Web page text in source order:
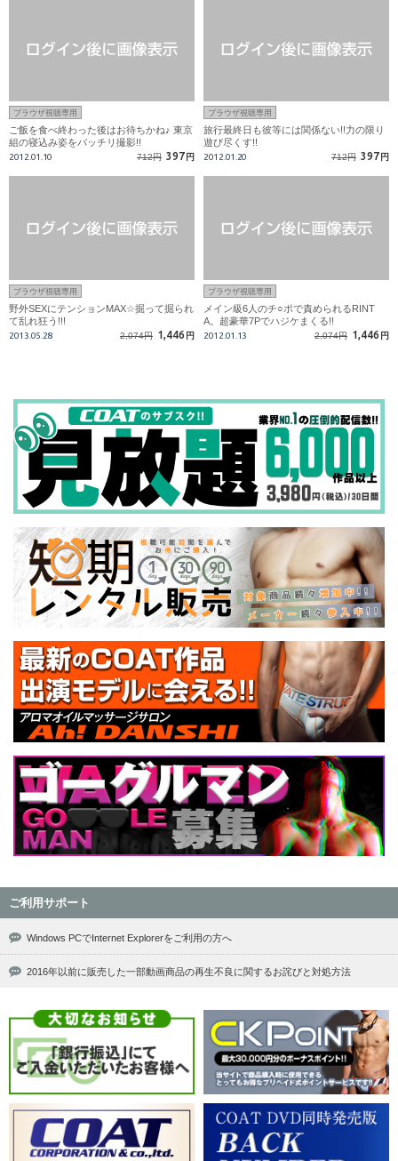
ブラウザ視聴専用
ご飯を食べ終わった後はお待ちかね♪ 東京
組の寝込み姿をバッチリ撮影!!
2012.01.10 712円 397 円
ブラウザ視聴専用
旅行最終日も彼等には関係ない!!力の限り
遊び尽くす!!
2012.01.20 712円 397 円
ブラウザ視聴専用
野外SEXにテンションMAX☆掘って掘られ
て乱れ狂う!!!
2013.05.28 2,074円 1,446 円
ブラウザ視聴専用
メイン級6人のチ○ポで責められるRINT
A。超豪華7Pでハジケまくる!!
2012.01.13 2,074円 1,446 円
ご利用サポート
Windows PCでInternet Explorerをご利用の方へ
2016年以前に販売した一部動画商品の再生不良に関するお詫びと対処方法